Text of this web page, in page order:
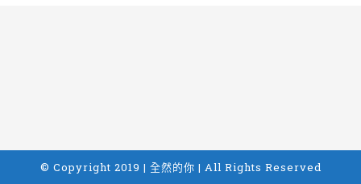
© Copyright 2019 | 全然的你 | All Rights Reserved